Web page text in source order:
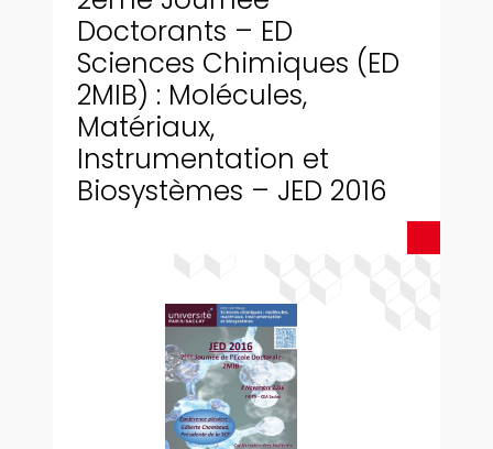
Doctorants – ED
Sciences Chimiques (ED
2MIB) : Molécules,
Matériaux,
Instrumentation et
Biosystèmes – JED 2016